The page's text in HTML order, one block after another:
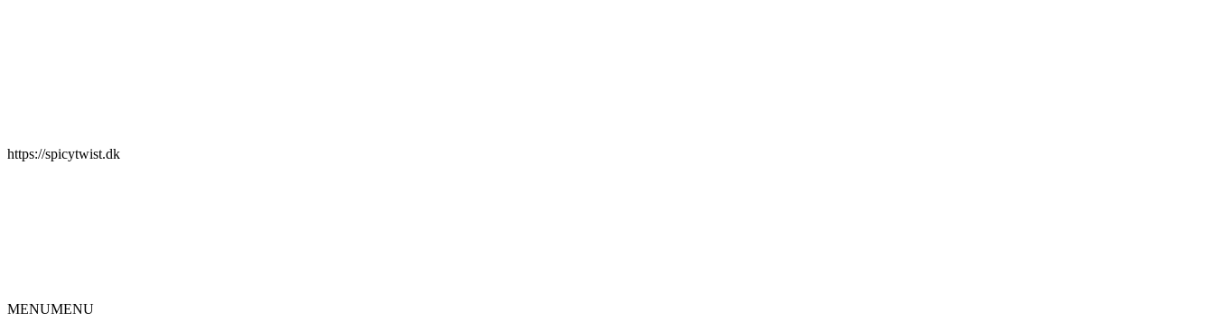
https://spicytwist.dk
MENUMENU